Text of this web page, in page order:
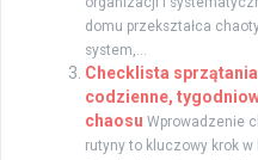
domu przekształca
system,...
Checklista
codzienne,
chaosu Wprowadzenie
rutyny to kluczowy krok